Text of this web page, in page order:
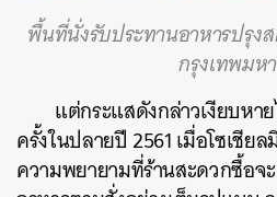
พื้นที่นั่งรับประทานอาหารปรุง
กรุงเทพมห
แต่กระแสดังกล่าวเงียบห
ครั้งในปลายปี 2561 เมื่อโซเชีย
ความพยายามที่ร้านสะดวกซื้อจ